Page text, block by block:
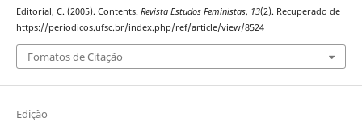
Editorial, C. (2005). Contents. Revista Estudos Feministas, 13(2). Recuperado de
https://periodicos.ufsc.br/index.php/ref/article/view/8524
Fomatos de Citação
Edição